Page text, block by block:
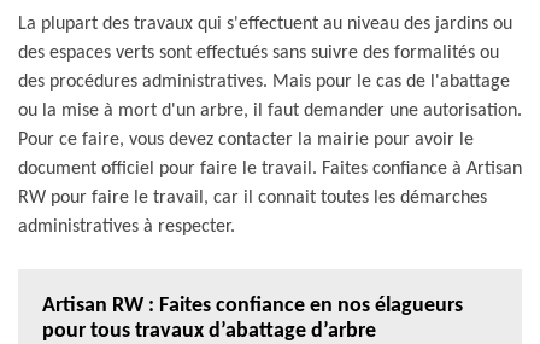
La plupart des travaux qui s'effectuent au niveau des jardins ou
des espaces verts sont effectués sans suivre des formalités ou
des procédures administratives. Mais pour le cas de l'abattage
ou la mise à mort d'un arbre, il faut demander une autorisation.
Pour ce faire, vous devez contacter la mairie pour avoir le
document officiel pour faire le travail. Faites confiance à Artisan
RW pour faire le travail, car il connait toutes les démarches
administratives à respecter.
Artisan RW : Faites confiance en nos élagueurs
pour tous travaux d’abattage d’arbre